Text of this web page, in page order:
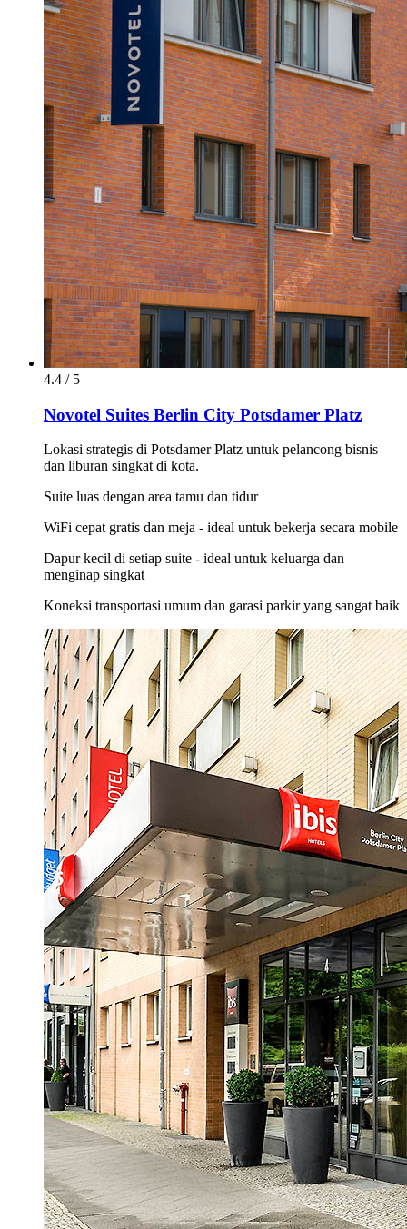
4.4 / 5
Novotel Suites Berlin City Potsdamer Platz
Lokasi strategis di Potsdamer Platz untuk pelancong bisnis
dan liburan singkat di kota.
Suite luas dengan area tamu dan tidur
WiFi cepat gratis dan meja - ideal untuk bekerja secara mobile
Dapur kecil di setiap suite - ideal untuk keluarga dan
menginap singkat
Koneksi transportasi umum dan garasi parkir yang sangat baik